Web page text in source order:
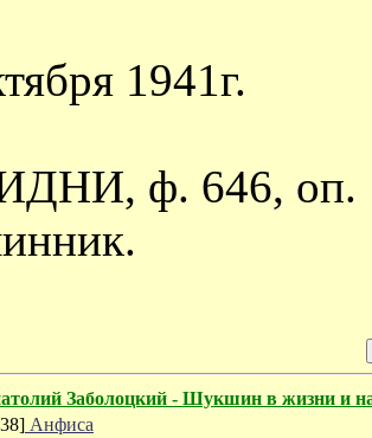
1941г.
ф. 646, оп.
Заболоцкий - Шукшин в жизни и
Анфиса